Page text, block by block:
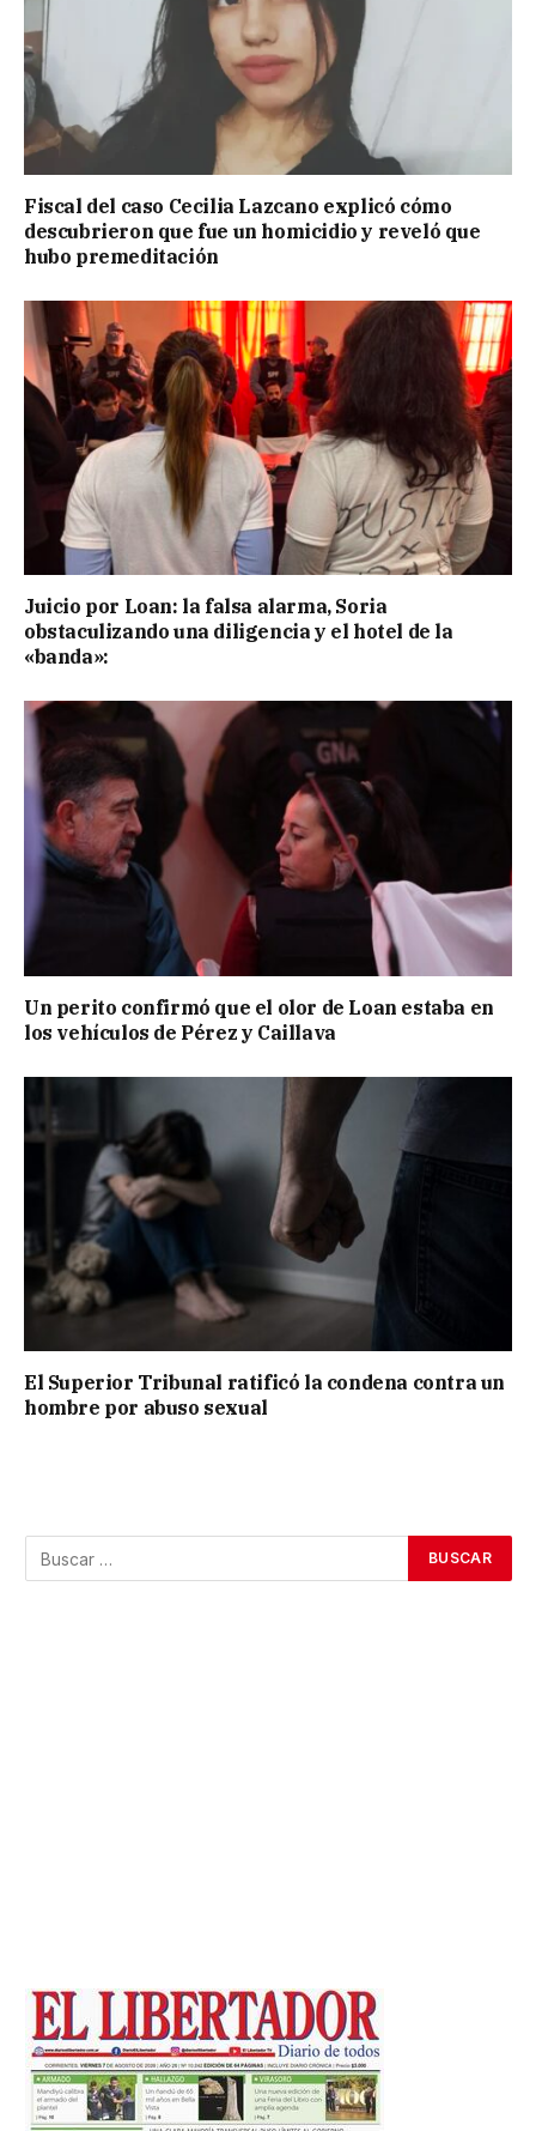
Fiscal del caso Cecilia Lazcano explicó cómo
descubrieron que fue un homicidio y reveló que
hubo premeditación
Juicio por Loan: la falsa alarma, Soria
obstaculizando una diligencia y el hotel de la
«banda»:
Un perito confirmó que el olor de Loan estaba en
los vehículos de Pérez y Caillava
El Superior Tribunal ratificó la condena contra un
hombre por abuso sexual